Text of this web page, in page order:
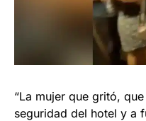
“La mujer que gritó,
seguridad del hotel y a